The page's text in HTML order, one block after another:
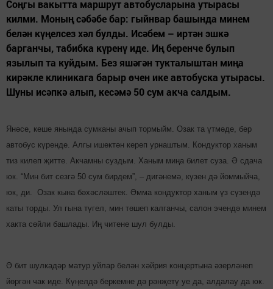
Соңгы вакытта маршрут автобусларына утырасы
килми. Моның сәбәбе бар: гыйнвар башында минем
белән күңелсез хәл булды. Исәбем – иртән эшкә
барганчы, табибка күренү иде. Иң беренче булып
язылып та куйдым. Без яшәгән тукталыштан миңа
кирәкле клиникага барыр өчен ике автобуска утырасы.
Шуны исәпкә алып, кесәмә 50 сум акча салдым.
Янәсе, кеше янында сумканы ачып тормыйм. Озак та үтмәде, бер
автобус күренде. Алгы ишектән кереп урнаштым. Кондуктор ханым
тиз килеп җитте. Акчамны суздым. Ханым миңа билет суза. Ә сдача
юк. “Мин бит сезгә 50 сум бирдем”, – дигәнемә, күзен дә йоммыйча,
юк, ди. Озак кына бәхәсләштек. Әм­ма кондуктор ханым үз сүзендә
каты торды. Ул гына түгел, мин төшеп калганчы, салон эчендә минем
хакта сөйли башлады. Иң читене шул булды.
Ә бит шулкадәр матур уйлар белән хәйрия концертына әзерлә­неп
йөргән чак иде. Кү­ңелдә беркемне дә рән­җе­тү уе да, алдалау да юк.